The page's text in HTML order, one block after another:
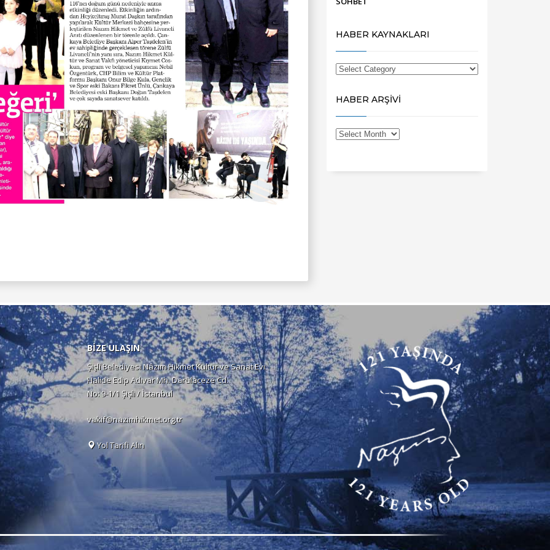
HABER KAYNAKLARI
HABER ARŞİVİ
BİZE ULAŞIN
Şişli Belediyesi Nâzım Hikmet Kültür ve Sanat Evi
Halide Edip Adıvar Mh. Darülaceze Cd.
No: 9-1/1 Şişli / İstanbul
vakif@nazimhikmet.org.tr
Yol Tarifi Alın